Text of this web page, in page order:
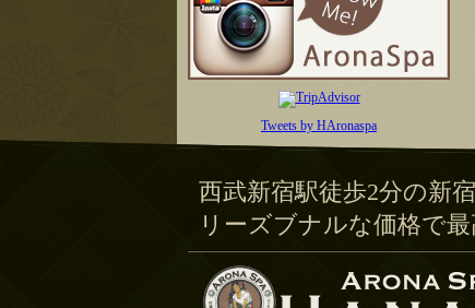
Tweets by HAronaspa
西武新宿駅徒歩2分の新
リーズブナルな価格で